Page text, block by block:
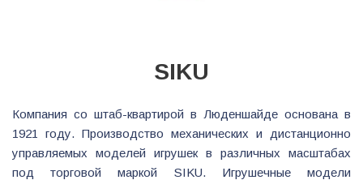
SIKU
Компания со штаб-квартирой в Люденшайде основана в
1921 году. Производство механических и дистанционно
управляемых моделей игрушек в различных масштабах
под торговой маркой SIKU. Игрушечные модели